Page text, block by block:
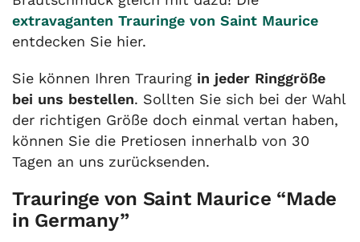
extravaganten Trauringe von Saint Maurice
entdecken Sie hier.
Sie können Ihren Trauring in jeder Ringgröße
bei uns bestellen. Sollten Sie sich bei der Wahl
der richtigen Größe doch einmal vertan haben,
können Sie die Pretiosen innerhalb von 30
Tagen an uns zurücksenden.
Trauringe von Saint Maurice “Made
in Germany”